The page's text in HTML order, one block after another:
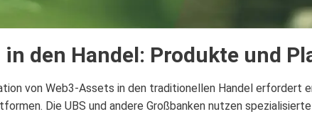
den Handel: Produkte und
von Web3-Assets in den traditionellen Handel erfordert
Die UBS und andere Großbanken nutzen